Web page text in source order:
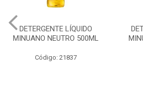
DETERGENTE LÍQUIDO
MINUANO NEUTRO 500ML
Código: 21837